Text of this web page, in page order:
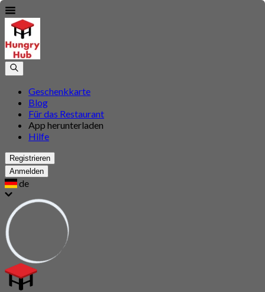
Geschenkkarte
Blog
Für das Restaurant
App herunterladen
Hilfe
Registrieren
Anmelden
de